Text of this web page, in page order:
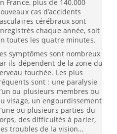
France, plus de 140.000
cas d’accidents
cérébraux sont
chaque année, soit
toutes les quatre minutes.
symptômes sont nombreux
ils dépendent de la zone du
touchée. Les plus
sont : une paralysie
ou plusieurs membres ou
visage, un engourdissement
ou plusieurs parties du
des difficultés à parler,
troubles de la vision…